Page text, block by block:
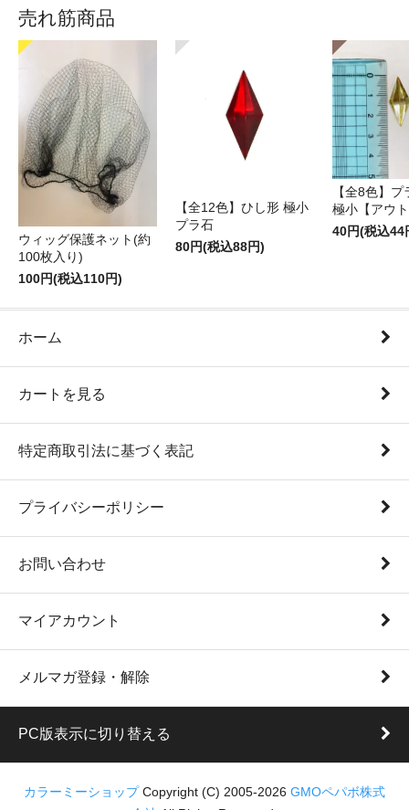
売れ筋商品
ウィッグ保護ネット(約
100枚入り)
100円(税込110円)
【全12色】ひし形 極小
プラ石
80円(税込88円)
【全8色】
極小【アウ
40円(税込44
ホーム
カートを見る
特定商取引法に基づく表記
プライバシーポリシー
お問い合わせ
マイアカウント
メルマガ登録・解除
PC版表示に切り替える
カラーミーショップ Copyright (C) 2005-2026 GMOペパボ株式